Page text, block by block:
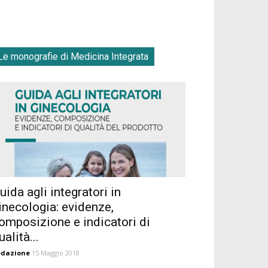
monografie di Medicina Integrata
agli integratori in
evidenze,
e indicatori di
15 Maggio 2018